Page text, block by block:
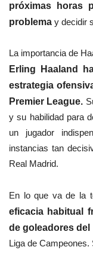
próximas horas
problema y decidir
La importancia de
Erling Haaland
estrategia
Premier League.
y su habilidad para
un jugador
instancias tan
Real Madrid.
En lo que va de la
eficacia habitual
de goleadores del
Liga de Campeones.